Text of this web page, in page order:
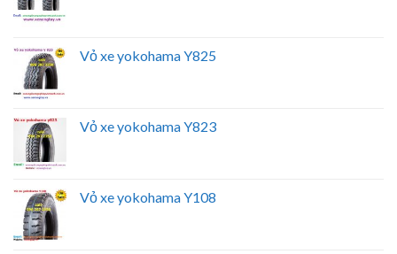
Vỏ xe yokohama Y825
Vỏ xe yokohama Y823
Vỏ xe yokohama Y108